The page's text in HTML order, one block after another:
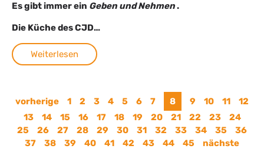
Es gibt immer ein Geben und Nehmen.
Die Küche des CJD…
Weiterlesen
vorherige 1 2 3 4 5 6 7 8 9 10 11
12
13
14 15 16 17 18 19 20 21 22 23
24
25
26 27 28 29 30 31 32 33 34 35
36
37
38 39 40 41 42 43 44 45 nächste